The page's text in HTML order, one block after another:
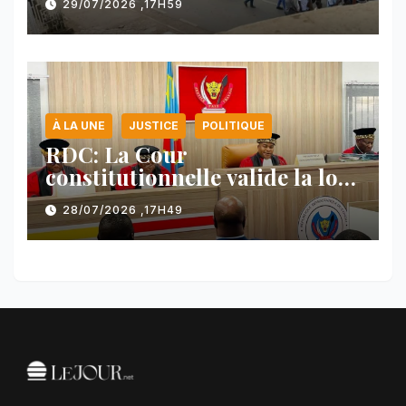
l’AFC/M23
29/07/2026 ,17H59
À LA UNE JUSTICE POLITIQUE
RDC: La Cour
constitutionnelle valide la loi
référendaire sous réserves de
plusieurs dispositions
28/07/2026 ,17H49